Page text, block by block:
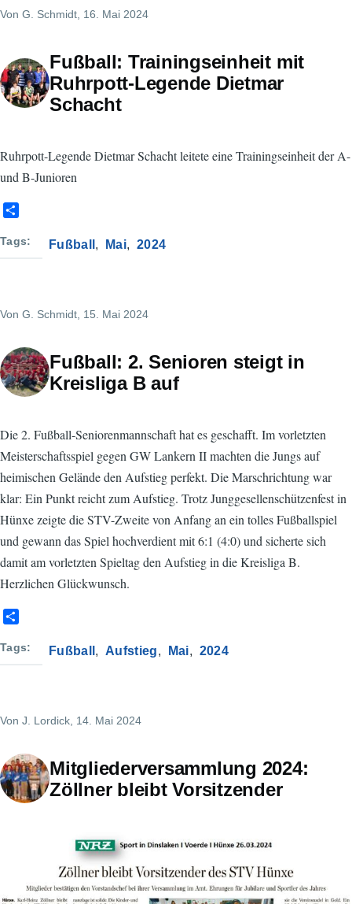
Von G. Schmidt , 16. Mai 2024
Fußball: Trainingseinheit mit
Ruhrpott-Legende Dietmar
Schacht
Ruhrpott-Legende Dietmar Schacht leitete eine Trainingseinheit der A-
und B-Junioren
a
Tags Fußball Mai 2024
Von G. Schmidt , 15. Mai 2024
Fußball: 2. Senioren steigt in
Kreisliga B auf
Die 2. Fußball-Seniorenmannschaft hat es geschafft. Im vorletzten
Meisterschaftsspiel gegen GW Lankern II machten die Jungs auf
heimischen Gelände den Aufstieg perfekt. Die Marschrichtung war
klar: Ein Punkt reicht zum Aufstieg. Trotz Junggesellenschützenfest in
Hünxe zeigte die STV-Zweite von Anfang an ein tolles Fußballspiel
und gewann das Spiel hochverdient mit 6:1 (4:0) und sicherte sich
damit am vorletzten Spieltag den Aufstieg in die Kreisliga B.
Herzlichen Glückwunsch.
a
Tags Fußball Aufstieg Mai 2024
Von J. Lordick , 14. Mai 2024
Mitgliederversammlung 2024:
Zöllner bleibt Vorsitzender